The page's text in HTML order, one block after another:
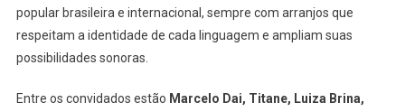
popular brasileira e internacional, sempre com arranjos que
respeitam a identidade de cada linguagem e ampliam suas
possibilidades sonoras.
Entre os convidados estão Marcelo Dai, Titane, Luiza Brina,